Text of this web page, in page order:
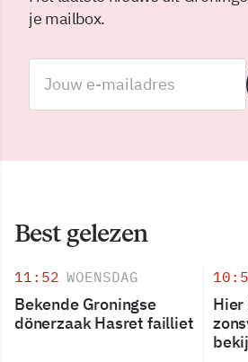
je mailbox.
Best gelezen
11:52 WOENSDAG
Bekende Groningse
dönerzaak Hasret failliet
Hier